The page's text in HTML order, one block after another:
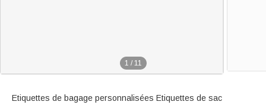
1 / 11
Etiquettes de bagage personnalisées Etiquettes de sac